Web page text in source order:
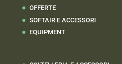
OFFERTE
SOFTAIR E ACCESSORI
EQUIPMENT